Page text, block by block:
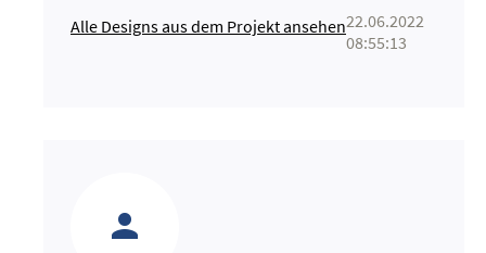
Alle Designs aus dem Projekt ansehen22.06.2022
08:55:13